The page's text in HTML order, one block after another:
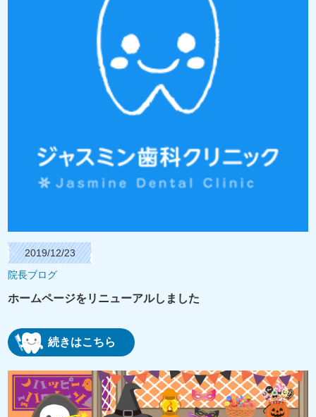
2019/12/23
院長ブログ
ホームページをリニューアルしました
続きはこちら